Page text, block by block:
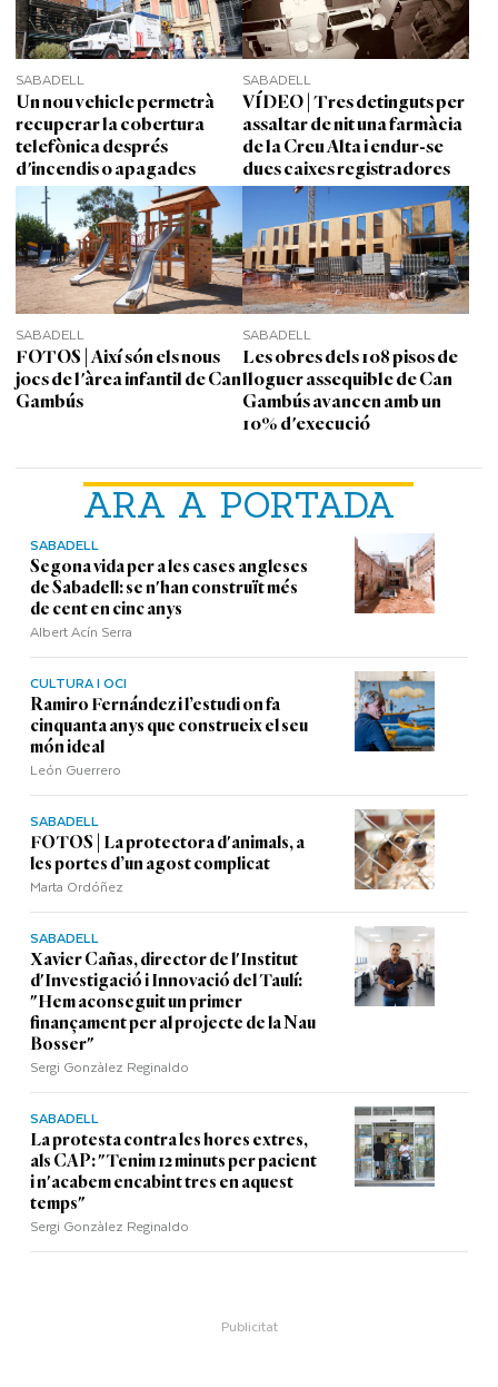
ARA A PORTADA
SABADELL
Segona vida per a les cases angleses
de Sabadell: se n'han construït més
de cent en cinc anys
Albert Acín Serra
CULTURA I OCI
Ramiro Fernández i l’estudi on fa
cinquanta anys que construeix el seu
món ideal
León Guerrero
SABADELL
FOTOS | La protectora d'animals, a
les portes d’un agost complicat
Marta Ordóñez
SABADELL
Xavier Cañas, director de l'Institut
d'Investigació i Innovació del Taulí:
"Hem aconseguit un primer
finançament per al projecte de la Nau
Bosser"
Sergi Gonzàlez Reginaldo
SABADELL
La protesta contra les hores extres,
als CAP: "Tenim 12 minuts per pacient
i n'acabem encabint tres en aquest
temps"
Sergi Gonzàlez Reginaldo
SABADELL
Un nou vehicle permetrà
recuperar la cobertura
telefònica després
d'incendis o apagades
SABADELL
VÍDEO | Tres detinguts per
assaltar de nit una farmàcia
de la Creu Alta i endur-se
dues caixes registradores
SABADELL
FOTOS | Així són els nous
jocs de l'àrea infantil de Can
Gambús
SABADELL
Les obres dels 108 pisos de
lloguer assequible de Can
Gambús avancen amb un
10% d'execució